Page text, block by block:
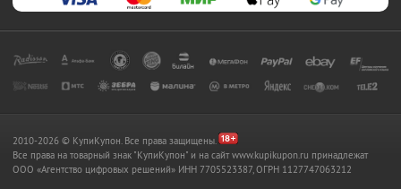
2010-2026 © КупиКупон. Все права защищены.
Все права на товарный знак "КупиКупон" и на сайт www.kupikupon.ru принадлежат
OOO «Агентство цифровых решений» ИНН 7705523387, ОГРН 1127747063212